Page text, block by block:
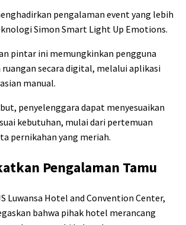
pengalaman event yang lebih
Simon Smart Light Up Emotions.
pintar ini memungkinkan pengguna
ruangan secara digital, melalui aplikasi
manual.
penyelenggara dapat menyesuaikan
kebutuhan, mulai dari pertemuan
pernikahan yang meriah.
Pengalaman Tamu
Luwansa Hotel and Convention Center,
bahwa pihak hotel merancang